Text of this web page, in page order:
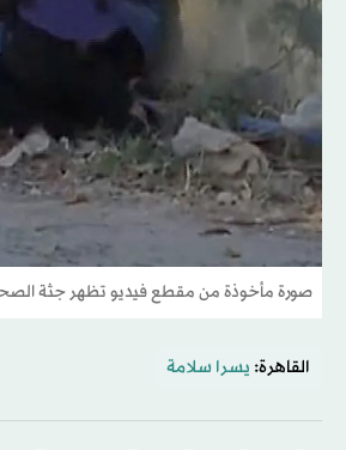
صورة مأخوذة من مقطع فيديو تظهر جثة
القاهرة: يسرا سلامة